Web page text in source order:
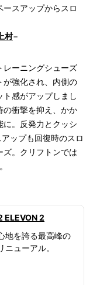
スアップからスロ
村−
レーニングシューズ
が強化され、内側の
感がアップしまし
の衝撃を抑え、かか
に。反発力とクッシ
ップも回復時のスロ
ズ。クリフトンでは
ELEVON 2
地を誇る最高峰の
ニューアル。